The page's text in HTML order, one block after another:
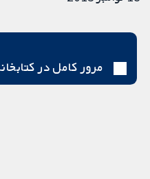
مرور کامل در